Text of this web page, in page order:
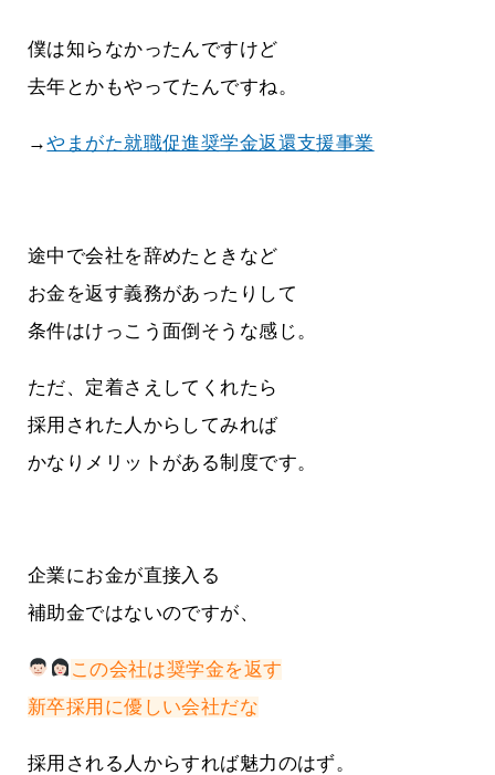
僕は知らなかったんですけど
去年とかもやってたんですね。
→やまがた就職促進奨学金返還支援事業
途中で会社を辞めたときなど
お金を返す義務があったりして
条件はけっこう面倒そうな感じ。
ただ、定着さえしてくれたら
採用された人からしてみれば
かなりメリットがある制度です。
企業にお金が直接入る
補助金ではないのですが、
この会社は奨学金を返す
新卒採用に優しい会社だな
採用される人からすれば魅力のはず。